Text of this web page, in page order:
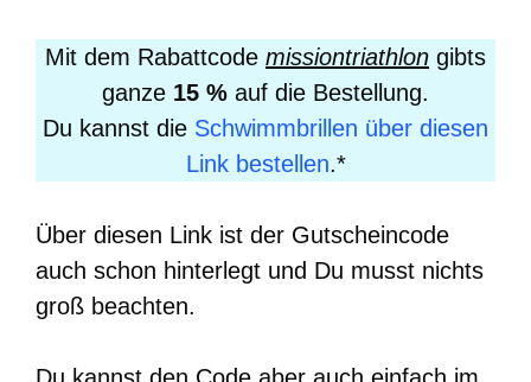
Mit dem Rabattcode missiontriathlon gibts
ganze 15 % auf die Bestellung.
Du kannst die Schwimmbrillen über diesen
Link bestellen.*
Über diesen Link ist der Gutscheincode
auch schon hinterlegt und Du musst nichts
groß beachten.